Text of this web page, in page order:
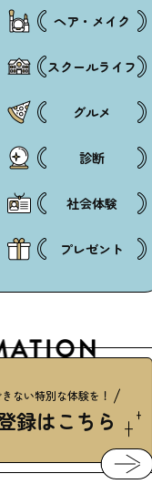
ヘア・メイク
スクールライフ
グルメ
診断
社会体験
プレゼント
ない特別な体験を！
録はこちら